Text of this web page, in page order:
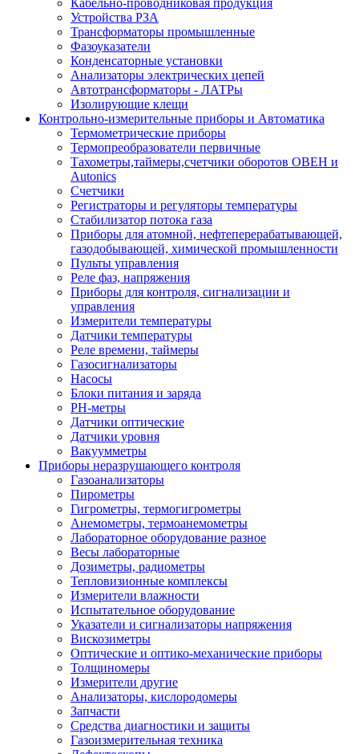
Кабельно-проводниковая продукция
Устройства РЗА
Трансформаторы промышленные
Фазоуказатели
Конденсаторные установки
Анализаторы электрических цепей
Автотрансформаторы - ЛАТРы
Изолирующие клещи
Контрольно-измерительные приборы и Автоматика
Термометрические приборы
Термопреобразователи первичные
Тахометры,таймеры,счетчики оборотов ОВЕН и
Autonics
Счетчики
Регистраторы и регуляторы температуры
Стабилизатор потока газа
Приборы для атомной, нефтеперерабатывающей,
газодобывающей, химической промышленности
Пульты управления
Реле фаз, напряжения
Приборы для контроля, сигнализации и
управления
Измерители температуры
Датчики температуры
Реле времени, таймеры
Газосигнализаторы
Насосы
Блоки питания и заряда
PH-метры
Датчики оптические
Датчики уровня
Вакуумметры
Приборы неразрушающего контроля
Газоанализаторы
Пирометры
Гигрометры, термогигрометры
Анемометры, термоанемометры
Лабораторное оборудование разное
Весы лабораторные
Дозиметры, радиометры
Тепловизионные комплексы
Измерители влажности
Испытательное оборудование
Указатели и сигнализаторы напряжения
Вискозиметры
Оптические и оптико-механические приборы
Толщиномеры
Измерители другие
Анализаторы, кислородомеры
Запчасти
Средства диагностики и защиты
Газоизмерительная техника